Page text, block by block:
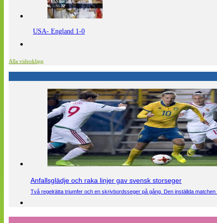
USA- England 1-0
Alla videoklipp
Anfallsglädje och raka linjer gav svensk storseger
Två regelrätta triumfer och en skrivbordsseger på gång. Den inställda